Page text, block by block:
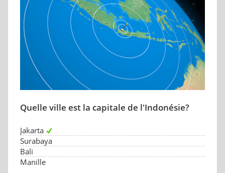
Quelle ville est la capitale de l'Indonésie?
Jakarta
Surabaya
Bali
Manille